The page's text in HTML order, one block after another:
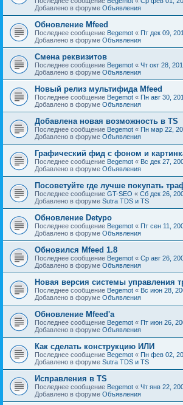
Добавлено в форуме Объявления
Обновление Mfeed
Последнее сообщение Begemot « Пт дек 09,
Добавлено в форуме Объявления
Смена реквизитов
Последнее сообщение Begemot « Чт окт 28,
Добавлено в форуме Объявления
Новый релиз мультифида Mfeed
Последнее сообщение Begemot « Пн авг 30,
Добавлено в форуме Объявления
Добавлена новая возможность в TS
Последнее сообщение Begemot « Пн мар 22,
Добавлено в форуме Объявления
Графический фид с фоном и
Последнее сообщение Begemot « Вс дек 27,
Добавлено в форуме Объявления
Посоветуйте где лучше покупать
Последнее сообщение GT-SEO « Сб дек 26,
Добавлено в форуме Sutra TDS и TS
Обновление Detypo
Последнее сообщение Begemot « Пт сен 11,
Добавлено в форуме Объявления
Обновился Mfeed 1.8
Последнее сообщение Begemot « Ср авг 26,
Добавлено в форуме Объявления
Новая версия системы управления
Последнее сообщение Begemot « Вс июн 28,
Добавлено в форуме Объявления
Обновление Mfeed'а
Последнее сообщение Begemot « Пт июн 26,
Добавлено в форуме Объявления
Как сделать конструкцию ИЛИ
Последнее сообщение Begemot « Пн фев 02,
Добавлено в форуме Sutra TDS и TS
Исправления в TS
Последнее сообщение Begemot « Чт янв 22,
Добавлено в форуме Объявления